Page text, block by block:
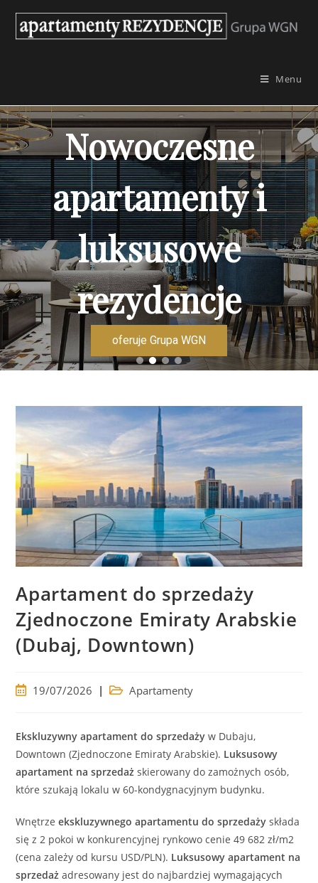
content
Menu
Nowoczesne
apartamenty i
luksusowe
rezydencje
oferuje Grupa WGN
Apartament do sprzedaży
Zjednoczone Emiraty Arabskie
(Dubaj, Downtown)
Post19/07/2026
Post Apartamenty
Ekskluzywny apartament do sprzedaży w Dubaju,
Downtown (Zjednoczone Emiraty Arabskie). Luksusowy
apartament na sprzedaż skierowany do zamożnych osób,
które szukają lokalu w 60-kondygnacyjnym budynku.
Wnętrzeekskluzywnego apartamentu do sprzedaży składa
się z 2 pokoi w konkurencyjnej rynkowo cenie 49 682 zł/m2
(cena zależy od kursu USD/PLN). Luksusowy apartament na
sprzedaż adresowany jest do najbardziej wymagających